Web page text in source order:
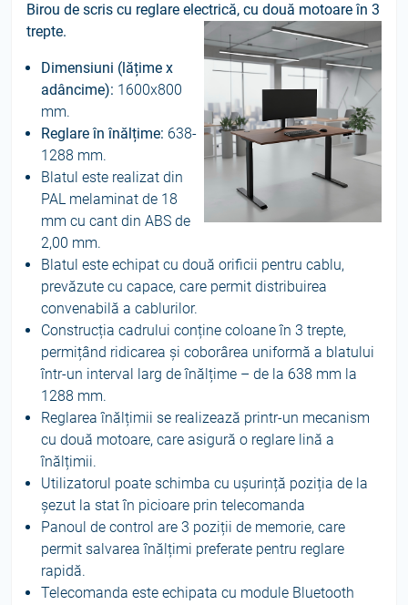
Birou de scris cu reglare electrică, cu două motoare în 3
trepte.
Dimensiuni (lățime x
adâncime): 1600x800
mm.
Reglare în înălțime: 638-
1288 mm.
Blatul este realizat din
PAL melaminat de 18
mm cu cant din ABS de
2,00 mm.
Blatul este echipat cu două orificii pentru cablu,
prevăzute cu capace, care permit distribuirea
convenabilă a cablurilor.
Construcția cadrului conține coloane în 3 trepte,
permițând ridicarea și coborârea uniformă a blatului
într-un interval larg de înălțime – de la 638 mm la
1288 mm.
Reglarea înălțimii se realizează printr-un mecanism
cu două motoare, care asigură o reglare lină a
înălțimii.
Utilizatorul poate schimba cu ușurință poziția de la
șezut la stat în picioare prin telecomanda
Panoul de control are 3 poziții de memorie, care
permit salvarea înălțimi preferate pentru reglare
rapidă.
Telecomanda este echipata cu module Bluetooth